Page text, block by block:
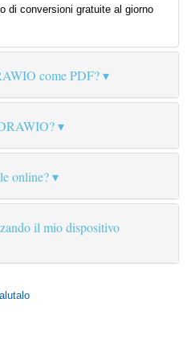
di conversioni gratuite al giorno
come PDF?
online?
il mio dispositivo